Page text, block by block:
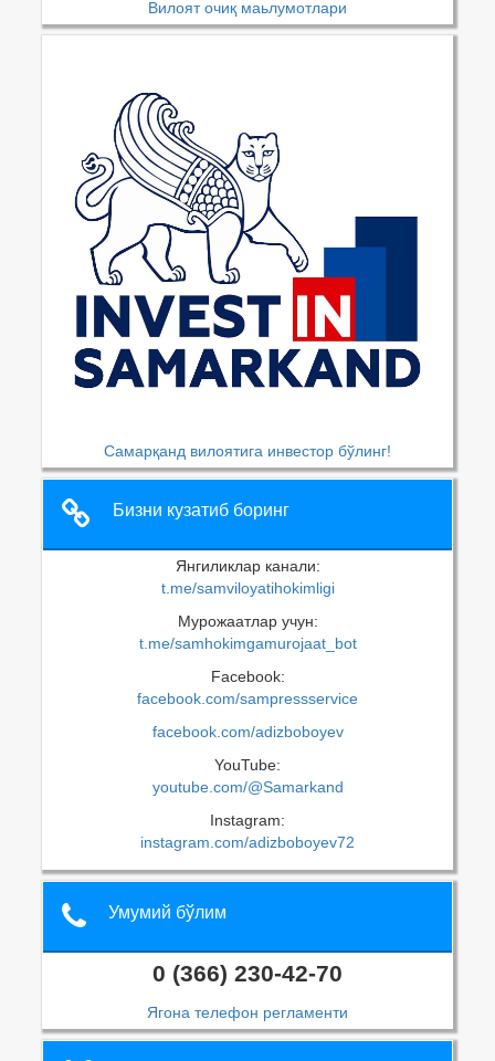
Вилоят очиқ маьлумотлари
Самарқанд вилоятига инвестор бўлинг!
Бизни кузатиб боринг
Янгиликлар канали:
t.me/samviloyatihokimligi
Мурожаатлар учун:
t.me/samhokimgamurojaat_bot
Facebook:
facebook.com/sampressservice
facebook.com/adizboboyev
YouTube:
youtube.com/@Samarkand
Instagram:
instagram.com/adizboboyev72
Умумий бўлим
0 (366) 230-42-70
Ягона телефон регламенти